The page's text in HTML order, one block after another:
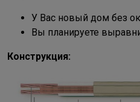
У Вас новый дом без
Вы планируете
Конструкция: